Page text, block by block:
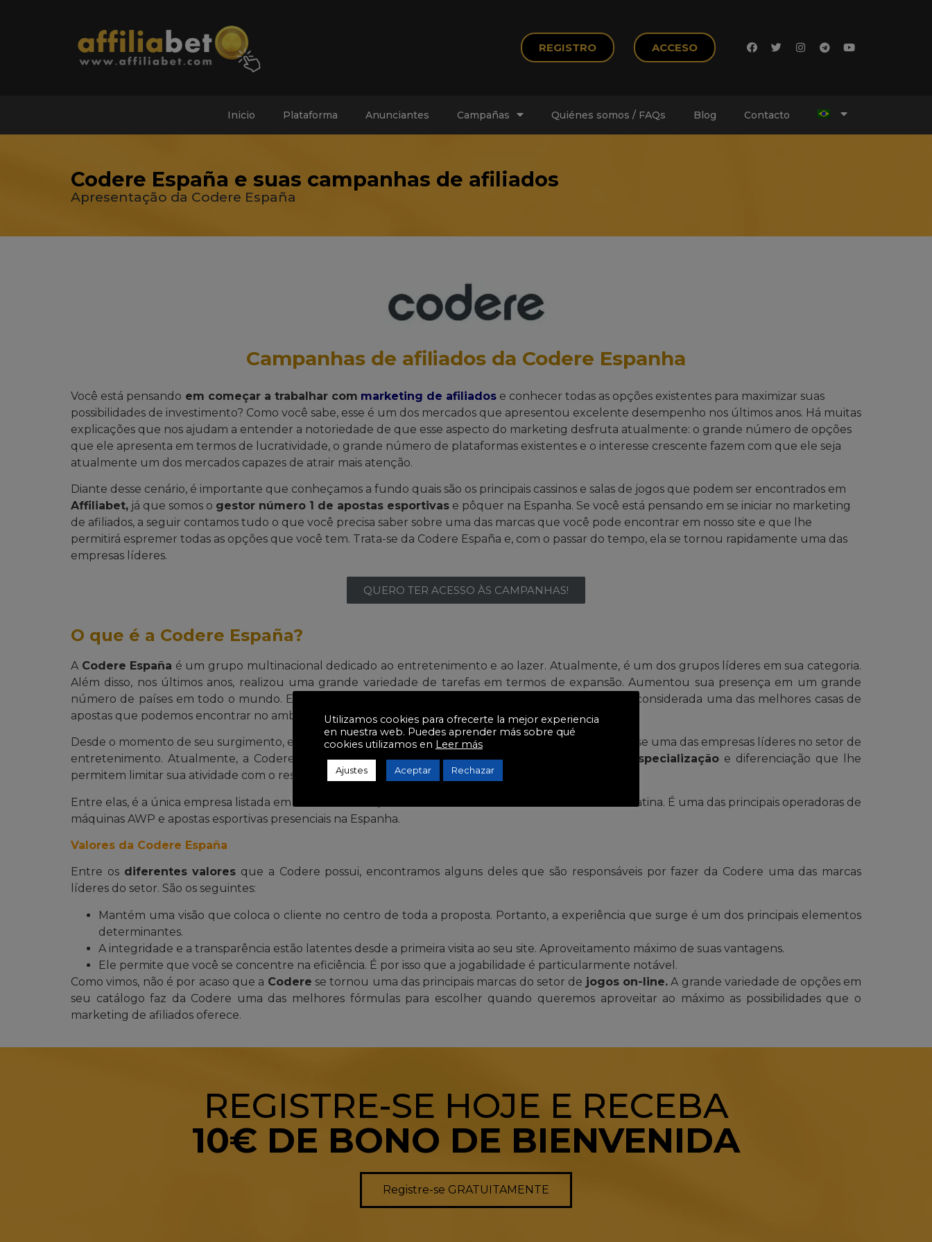
REGISTRO ACCESO
Inicio Plataforma Anunciantes Campañas Quiénes somos / FAQs Blog Contacto
Codere España e suas campanhas de afiliados
Apresentação da Codere España
Campanhas de afiliados da Codere Espanha
Você está pensando em começar a trabalhar com marketing de afiliados e conhecer todas as opções existentes para maximizar suas
possibilidades de investimento? Como você sabe, esse é um dos mercados que apresentou excelente desempenho nos últimos anos. Há muitas
explicações que nos ajudam a entender a notoriedade de que esse aspecto do marketing desfruta atualmente: o grande número de opções
que ele apresenta em termos de lucratividade, o grande número de plataformas existentes e o interesse crescente fazem com que ele seja
atualmente um dos mercados capazes de atrair mais atenção.
Diante desse cenário, é importante que conheçamos a fundo quais são os principais cassinos e salas de jogos que podem ser encontrados em
Affiliabet, já que somos o gestor número 1 de apostas esportivas e pôquer na Espanha. Se você está pensando em se iniciar no marketing
de afiliados, a seguir contamos tudo o que você precisa saber sobre uma das marcas que você pode encontrar em nosso site e que lhe
permitirá espremer todas as opções que você tem. Trata-se da Codere España e, com o passar do tempo, ela se tornou rapidamente uma das
empresas líderes.
QUERO TER ACESSO ÀS CAMPANHAS!
O que é a Codere España?
A Codere España é um grupo multinacional dedicado ao entretenimento e ao lazer. Atualmente, é um dos grupos líderes em sua categoria.
Além disso, nos últimos anos, realizou uma grande variedade de tarefas em termos de expansão. Aumentou sua presença em um grande
número de países em todo o mundo. Embora tenha iniciado suas atividades em 1980, atualmente é considerada uma das melhores casas de
apostas que podemos encontrar no ambiente atual.
Desde o momento de seu surgimento, ela diversificou sua atividade no setor de jogos de azar. Tornou-se uma das empresas líderes no setor de
entretenimento. Atualmente, a Codere se orgulha de realizar diferentes tarefas em
termos de especializaçãoe diferenciação que lhe
permitem limitar sua atividade com o restante das empresas com as quais compartilha seu setor.
Entre elas, é a única empresa listada em seu setor na Espanha. É também a líder do setor na América Latina. É uma das principais operadoras de
máquinas AWP e apostas esportivas presenciais na Espanha.
Valores da Codere España
Entre os diferentes valores que a Codere possui, encontramos alguns deles que são responsáveis por fazer da Codere uma das marcas
líderes do setor. São os seguintes:
Mantém uma visão que coloca o cliente no centro de toda a proposta. Portanto, a experiência que surge é um dos principais elementos
determinantes.
A integridade e a transparência estão latentes desde a primeira visita ao seu site. Aproveitamento máximo de suas vantagens.
Ele permite que você se concentre na eficiência. É por isso que a jogabilidade é particularmente notável.
Como vimos, não é por acaso que a Codere se tornou uma das principais marcas do setor de jogos on-line. A grande variedade de opções em
seu catálogo faz da Codere uma das melhores fórmulas para escolher quando queremos aproveitar ao máximo as possibilidades que o
marketing de afiliados oferece.
REGISTRE-SE HOJE E RECEBA
10€ DE BONO DE BIENVENIDA
Registre-se GRATUITAMENTE
Utilizamos cookies para ofrecerte la mejor experiencia
en nuestra web. Puedes aprender más sobre qué
cookies utilizamos en Leer más
Ajustes Aceptar Rechazar